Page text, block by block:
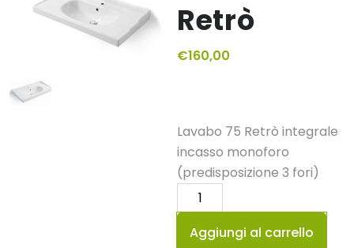
Retrò
€160,00
Lavabo 75 Retrò integrale
incasso monoforo
(predisposizione 3 fori)
Lavabo
75
Retrò
Aggiungi al carrello